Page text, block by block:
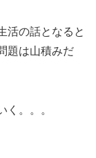
活の話となると
題は山積みだ
く。。。